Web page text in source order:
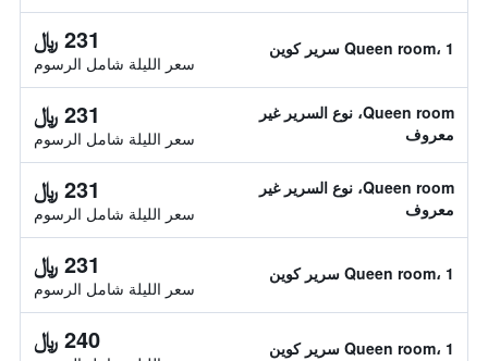
Queen room، 1 سرير كوين 231 ﷼
سعر الليلة شامل الرسوم
Queen room، نوع السرير غير
معروف
231 ﷼
سعر الليلة شامل الرسوم
Queen room، نوع السرير غير
معروف
231 ﷼
سعر الليلة شامل الرسوم
Queen room، 1 سرير كوين 231 ﷼
سعر الليلة شامل الرسوم
Queen room، 1 سرير كوين 240 ﷼